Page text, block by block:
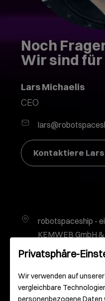
Noch
Wir sind für
Lars Michaelis
CEO
Kontaktiere
robotspaceship -
KEMWEB GmbH &
Gutenbergplatz 2
55116 Mainz
Deutschland
Privatsphäre-
Wir verwenden auf
vergleichbare
personenbezogene Daten